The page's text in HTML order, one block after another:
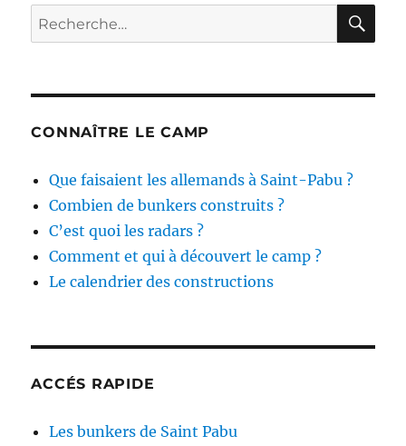
Recherche
pour :
CONNAÎTRE LE CAMP
Que faisaient les allemands à Saint-Pabu ?
Combien de bunkers construits ?
C’est quoi les radars ?
Comment et qui à découvert le camp ?
Le calendrier des constructions
ACCÉS RAPIDE
Les bunkers de Saint Pabu